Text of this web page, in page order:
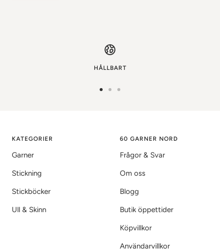
HÅLLBART
KATEGORIER
Garner
Stickning
Stickböcker
Ull & Skinn
60 GARNER NORD
Frågor & Svar
Om oss
Blogg
Butik öppettider
Köpvillkor
Användarvillkor